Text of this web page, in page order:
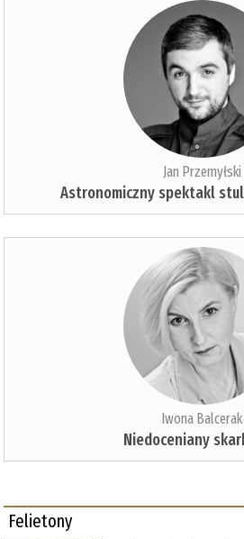
Jan Przemyłski
Astronomiczny spektakl
Iwona Balcerak
Niedoceniany
Felietony